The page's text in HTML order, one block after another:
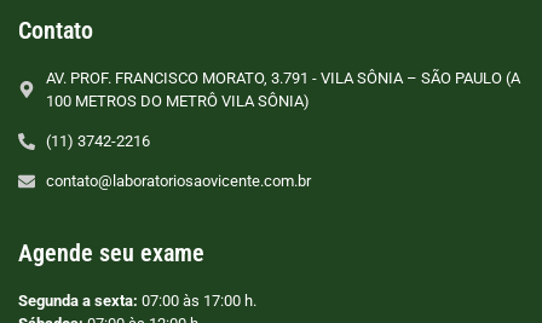
Contato
AV. PROF. FRANCISCO MORATO, 3.791 - VILA SÔNIA – SÃO PAULO (A
100 METROS DO METRÔ VILA SÔNIA)
(11) 3742-2216
contato@laboratoriosaovicente.com.br
Agende seu exame
Segunda a sexta: 07:00 às 17:00 h.